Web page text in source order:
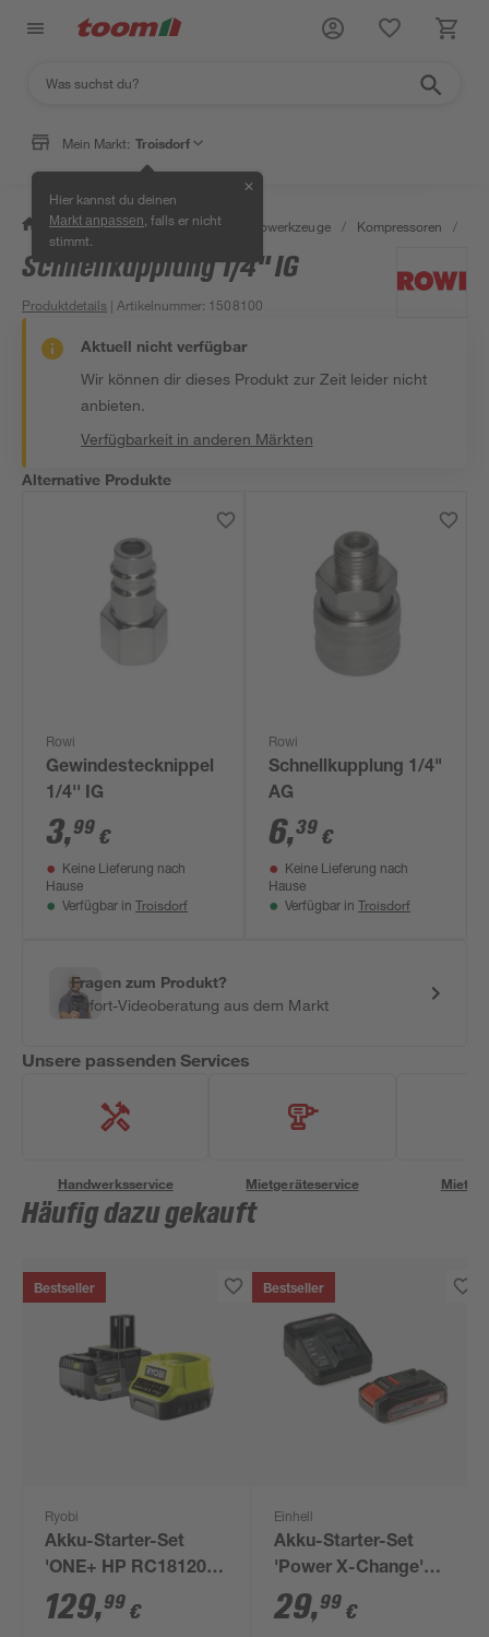
Mein Markt: Troisdorf
Hier kannst du deinen
Markt anpassen , falls er nicht
stimmt.
✕
/ Werkstatt & Maschinen / Elektrowerkzeuge / Kompressoren /
Schnellkupplung 1/4'' IG
Produktdetails | Artikelnummer: 1508100
Aktuell nicht verfügbar
Wir können dir dieses Produkt zur Zeit leider nicht
anbieten.
Verfügbarkeit in anderen Märkten
Alternative Produkte
Rowi
Gewindestecknippel
1/4'' IG
3,99 €
Keine Lieferung nach
Hause
Verfügbar in Troisdorf
Rowi
Schnellkupplung 1/4"
AG
6,39 €
Keine Lieferung nach
Hause
Verfügbar in Troisdorf
Fragen zum Produkt?
Sofort-Videoberatung aus dem Markt
Unsere passenden Services
Handwerksservice Mietgeräteservice
Häufig dazu gekauft
Bestseller
Ryobi
Akku-Starter-Set
'ONE+ HP RC18120-
150X' 18 V 5,0 Ah mit
Akku und Ladegerät
129,99 €
Bestseller
Einhell
Akku-Starter-Set
'Power X-Change'
Ladegerät und Akku
18 V 2,5 Ah
29,99 €